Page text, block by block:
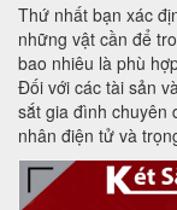
Thứ nhất bạn xác
những vật cần để
bao nhiêu là phù
Đối với các tài sản
sắt gia đình chuyên
nhân điện tử và